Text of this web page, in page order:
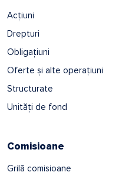
Acțiuni
Drepturi
Obligațiuni
Oferte și alte operațiuni
Structurate
Unități de fond
Comisioane
Grilă comisioane